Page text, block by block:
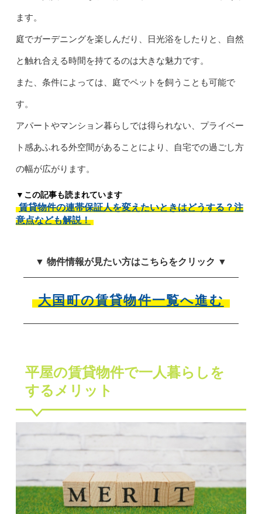
ます。
庭でガーデニングを楽しんだり、日光浴をしたりと、自然
と触れ合える時間を持てるのは大きな魅力です。
また、条件によっては、庭でペットを飼うことも可能で
す。
アパートやマンション暮らしでは得られない、プライベー
ト感あふれる外空間があることにより、自宅での過ごし方
の幅が広がります。
▼この記事も読まれています
賃貸物件の連帯保証人を変えたいときはどうする？注
意点なども解説！
▼ 物件情報が見たい方はこちらをクリック ▼
大国町の賃貸物件一覧へ進む
平屋の賃貸物件で一人暮らしを
するメリット